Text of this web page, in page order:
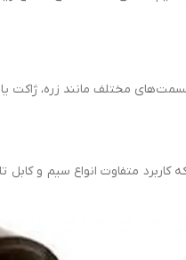
مختلف مانند زره، ژاکت
متفاوت انواع سیم و